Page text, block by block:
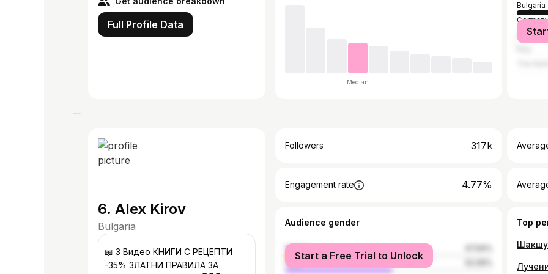
Full Profile Data
Median
Bulgaria
United
6. Alex Kirov
Bulgaria
📖 3 Видео КНИГИ С РЕЦЕПТИ
-35% ЗЛАТНИ ПРАВИЛА ЗА
Followers 317k
Engagement rate 4.77%
Audience gender
female
male
Start a Free Trial to Unlock
Top